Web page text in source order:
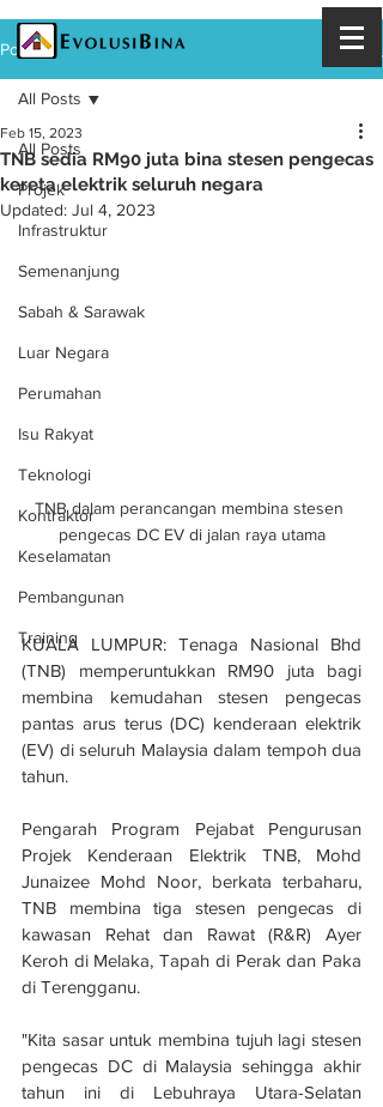
Post
All Posts
Projek
Infrastruktur
Semenanjung
Sabah & Sarawak
Luar Negara
Perumahan
Isu Rakyat
Teknologi
Kontraktor
Keselamatan
Pembangunan
Training
All Posts
TNB sedia RM90 juta bina stesen pengecas
kereta elektrik seluruh negara
Feb 15, 2023
Updated: Jul 4, 2023
TNB dalam perancangan membina stesen
pengecas DC EV di jalan raya utama
KUALA LUMPUR: Tenaga Nasional Bhd
(TNB) memperuntukkan RM90 juta bagi
membina kemudahan stesen pengecas
pantas arus terus (DC) kenderaan elektrik
(EV) di seluruh Malaysia dalam tempoh dua
tahun.
Pengarah Program Pejabat Pengurusan
Projek Kenderaan Elektrik TNB, Mohd
Junaizee Mohd Noor, berkata terbaharu,
TNB membina tiga stesen pengecas di
kawasan Rehat dan Rawat (R&R) Ayer
Keroh di Melaka, Tapah di Perak dan Paka
di Terengganu.
"Kita sasar untuk membina tujuh lagi stesen
pengecas DC di Malaysia sehingga akhir
tahun ini di Lebuhraya Utara-Selatan